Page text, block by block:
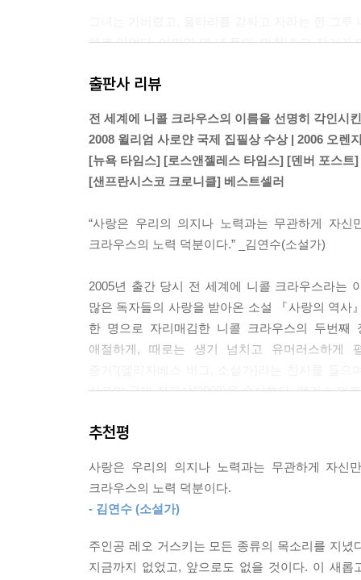
채로 있었다. 어쩌면 몇 년 동안. 마침내 그 자리가
--- pp.89-90
“넌 어떤데? 넌 지금 이 순간 가장 행복하고, 또 가
말고는.”
--- p.142
력했다.
--- pp.185-186
그의 얼굴에서 기대와 믿기지 않는 마음과 약간의
들었다. 그 얼굴에서 비롯된 일련의 사건들이 지
게 한 것일까.
--- pp.305-306
--- p.307
이따금 나는 세상이 나와 같은 일정으로 돌아가
치고 일상적인 격려만 해주면 다시 살아날 거라
--- p.336
출판사 리뷰
전 세계에 니콜 크라우스의 이름을 선명히 각인시
2008 윌리엄 사로얀 국제 집필상 수상 | 2006 오렌
[뉴욕 타임스] [로스앤젤레스 타임스] [덴버 포스트]
[샌프란시스코 크로니클] 베스트셀러
“사랑은 우리의 의지나 노력과는 무관하게 자
크라우스의 노력 덕분이다.” _김연수(소설가)
2005년 출간 당시 전 세계에 니콜 크라우스라는
많은 독자들의 사랑을 받아온 소설 『사랑의 역
한 명으로 자리매김한 니콜 크라우스의 두번째
애절하게, 때로는 생기 넘치고 유머러스하게
사로얀 국제 집필상(2008)을 수상했다. 앨리스 먼
독일에 의해 폴란드에 있던 집과 가족을, 목숨처
떠난 아빠가 오래전 엄마에게 선물한 책의 여자
애쓰는 과정에서 어느새 서로를 향해 조금씩 다
감정과 깨달음을 차곡차곡 쌓아가기 시작한 어
사랑의 역사 속에서 이들은 서로의 원인이자 결과
추천평
사랑은 우리의 의지나 노력과는 무관하게 자신
크라우스의 노력 덕분이다.
- 김연수 (소설가)
주인공 레오 거스키는 모든 종류의 목소리를 지
지금까지 없었고, 앞으로도 없을 것이다. 이 새